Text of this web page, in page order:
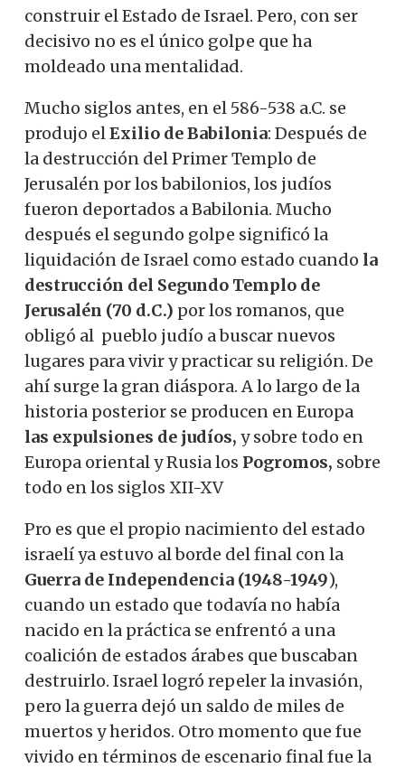
construir el Estado de Israel. Pero, con ser
decisivo no es el único golpe que ha
moldeado una mentalidad.
Mucho siglos antes, en el 586-538 a.C. se
produjo elExilio de Babilonia: Después de
la destrucción del Primer Templo de
Jerusalén por los babilonios, los judíos
fueron deportados a Babilonia. Mucho
después el segundo golpe significó la
liquidación de Israel como estado cuando la
destrucción del Segundo Templo de
Jerusalén (70 d.C.) por los romanos, que
obligó al pueblo judío a buscar nuevos
lugares para vivir y practicar su religión. De
ahí surge la gran diáspora. A lo largo de la
historia posterior se producen en Europa
las expulsiones de judíos, y sobre todo en
Europa oriental y Rusia los Pogromos, sobre
todo en los siglos XII-XV
Pro es que el propio nacimiento del estado
israelí ya estuvo al borde del final con la
Guerra de Independencia (1948-1949),
cuando un estado que todavía no había
nacido en la práctica se enfrentó a una
coalición de estados árabes que buscaban
destruirlo. Israel logró repeler la invasión,
pero la guerra dejó un saldo de miles de
muertos y heridos. Otro momento que fue
vivido en términos de escenario final fue la